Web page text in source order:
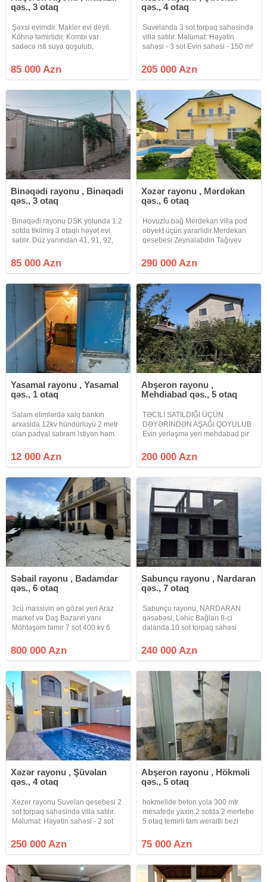
qəs., 3 otaq
Şəxsi evimdir. Makler evi deyil.
Köhnə təmirlidir. Kombi var
sadəcə isti suya qoşulub,
mərkəzdir. 20-30 metr yaxənlıqda
Araz və Rahat marker var və 535
85 000 Azn
qəs., 4 otaq
Suvelanda 3 sot torpaq sahəsində
villa satılır. Məlumat: Həyətin
sahəsi - 3 sot Evin sahəsi - 150 m²
Sanitar qovşaq -2+1 Həyətində
Hovuz, Sanuzeli, Manqalni,
205 000 Azn
Binəqədi rayonu , Binəqədi
qəs., 3 otaq
Binəqədi rayonu DSK yolunda 1.2
sotda tikilmiş 3 otaqlı həyət evi
satılır. Düz yanından 41, 91, 92,
zal, 2 yataq otağı, h/t və mətbəx
(90 kv ev, 30 kv həyət) ibarətdir.
85 000 Azn
Xəzər rayonu , Mərdəkan
qəs., 6 otaq
Hovuzlu bağ Merdekan villa pod
obyekt üçün yararlidir.Merdekan
qesebesi Zeynalabdin Tağıyev
kimi.Denize yaxin temiz hava
prestijli ərazi yolun merkezinde,
sanuzel
290 000 Azn
Yasamal rayonu , Yasamal
qəs., 1 otaq
Salam elimlərdə xalq bankın
arxasida 12kv hündürlüyü 2 metr
olan padval satıram istiyən həm
işdədə bilər yola 15 metr məsafəsi
var sənət qeydiyyat yolu ilə olacaq
12 000 Azn
Abşeron rayonu ,
Mehdiabad qəs., 5 otaq
TƏCİLİ SATILDIĞI ÜÇÜN
DƏYƏRİNDƏN AŞAĞI QOYULUB
Evin yerləşmə yeri mehdabad pir
klubunun düz yanı elmi tətqiqat
inistutunun yanıdır hər iki tərəfdən
200 000 Azn
Səbail rayonu , Badamdar
qəs., 6 otaq
3cü massivin ən gözəl yeri Araz
market və Daş Bazarın yanı
Möhtəşəm təmir 7 sot 400 kv 6
mətbəxi var Çıxarış QIYMET
800000
800 000 Azn
Sabunçu rayonu , Nardaran
qəs., 7 otaq
Sabunçu rayonu, NARDARAN
qəsəbəsi, Ləhic Bağları 8-ci
dalanda 10 sot torpaq sahəsi
7 otaqlı podmayak bağ evi satılır.
Ümumi tikili sahəsi 486 kv.m olan
240 000 Azn
Xəzər rayonu , Şüvəlan
qəs., 4 otaq
Xezer rayonu Suvelan qesebesi 2
sot torpaq sahəsində villa satılır.
Məlumat: Həyətin sahəsi - 2 sot
■ Zal Mətbəx Sanitar qovşaq - 2+1
Həyətində Hovuz, sanuzeli ,
250 000 Azn
Abşeron rayonu , Hökməli
qəs., 5 otaq
hokmelide beton yola 300 mtr
mesafede yaxin 2 sotda 2 mertebe
5 otaq temirli tam weraitli bezi
deyerinden cox ucuz satilir
75 000 Azn